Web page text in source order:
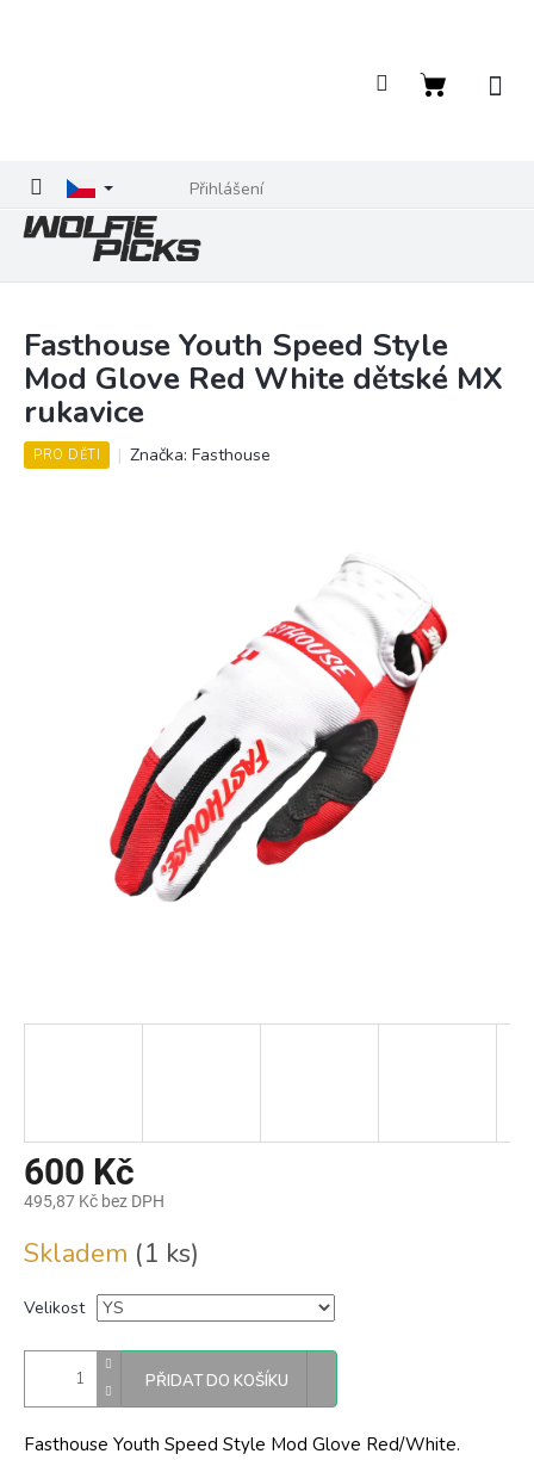
Přihlášení
Nákupní
Fasthouse Youth Speed Style
Mod Glove Red White dětské MX
rukavice
PRO DĚTI Značka: Fasthouse
600 Kč
495,87 Kč bez DPH
cena:
Skladem (1 ks)
Velikost
PŘIDAT DO KOŠÍKU
Fasthouse Youth Speed Style Mod Glove Red/White.